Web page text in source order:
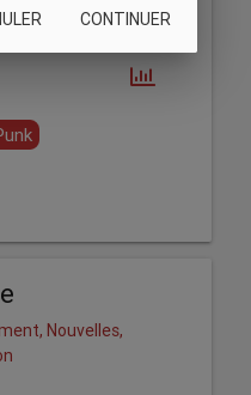
CONTINUER
Nouvelles,